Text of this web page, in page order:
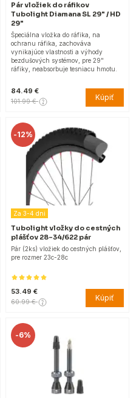
Pár vložiek do ráfikov
Tubolight Diamana SL 29" / HD
29"
Špeciálna vložka do ráfika, na
ochranu ráfika, zachováva
vynikajúce vlastnosti a výhody
bezdušových systémov, pre 29"
ráfiky, neabsorbuje tesniacu hmotu.
84.49 €
101.99 € Kúpiť
-12%
Za 3-4 dni
Tubolight vložky do cestných
plášťov 28-34/622 pár
Pár (2ks) vložiek do cestných plášťov,
pre rozmer 23c-28c
53.49 €
60.99 € Kúpiť
-6%